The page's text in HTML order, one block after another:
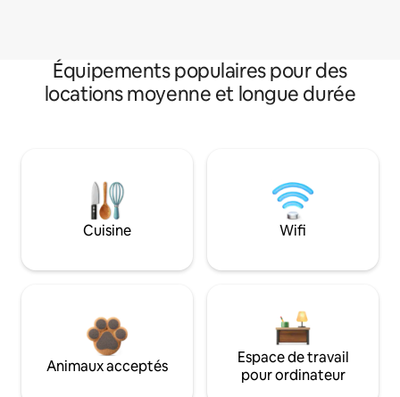
Équipements populaires pour des
locations moyenne et longue durée
Cuisine Wifi
Animaux acceptés
Espace de travail
pour ordinateur